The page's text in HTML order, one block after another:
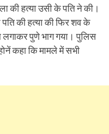
की हत्या उसी के पति ने की।
की हत्या की फिर शव के
पुणे भाग गया। पुलिस
कहा कि मामले में सभी